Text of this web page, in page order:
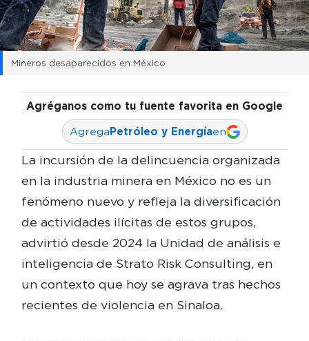
Mineros desaparecidos en México
Agréganos como tu fuente favorita en Google
Agrega Petróleo y Energíaen
La incursión de la delincuencia organizada
en la industria minera en México no es un
fenómeno nuevo y refleja la diversificación
de actividades ilícitas de estos grupos,
advirtió desde 2024 la Unidad de análisis e
inteligencia de Strato Risk Consulting, en
un contexto que hoy se agrava tras hechos
recientes de violencia en Sinaloa.